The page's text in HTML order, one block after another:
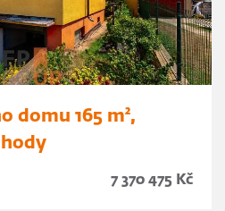
domu 165 m²,
7 370 475 Kč